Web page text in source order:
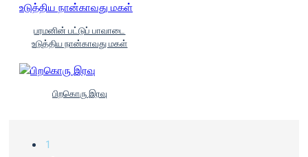
பரமனின் பட்டுப் பாவாடை
உடுத்திய நான்காவது மகள்
பிறகொரு இரவு
1